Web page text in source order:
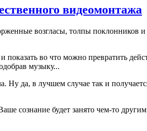
видеомонтажа
возгласы, толпы поклонников
во что можно превратить
музыку...
да, в лучшем случае так и
сознание будет занято чем-то